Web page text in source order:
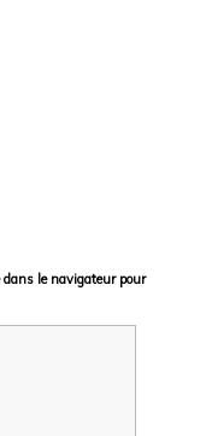
le navigateur pour